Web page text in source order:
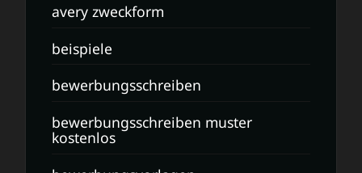
avery zweckform
beispiele
bewerbungsschreiben
bewerbungsschreiben muster
kostenlos